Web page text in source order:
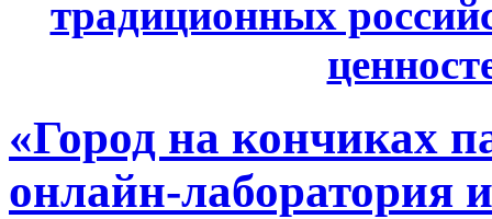
традиционных
«Город на кончиках
онлайн-лаборатория